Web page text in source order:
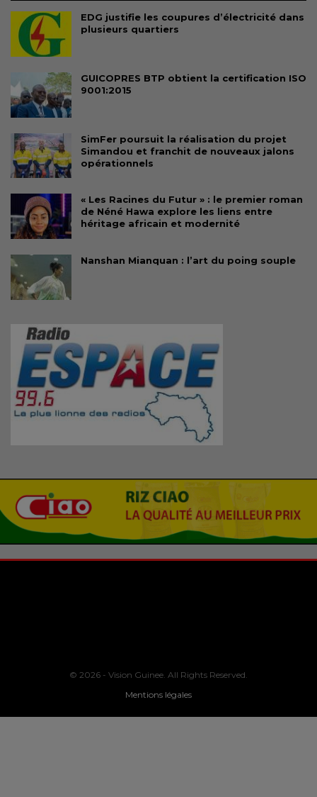
EDG justifie les coupures d’électricité dans
plusieurs quartiers
GUICOPRES BTP obtient la certification ISO
9001:2015
SimFer poursuit la réalisation du projet
Simandou et franchit de nouveaux jalons
opérationnels
« Les Racines du Futur » : le premier roman
de Néné Hawa explore les liens entre
héritage africain et modernité
Nanshan Mianquan : l’art du poing souple
© 2026 - Vision Guinee. All Rights Reserved.
Mentions légales